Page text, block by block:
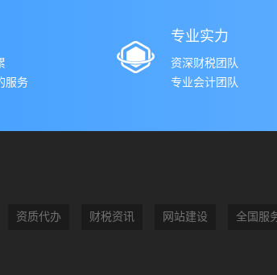
服务
专业实力
资深财税团队
专业会计团队
资质代办 财税资讯 网站建设 全国服